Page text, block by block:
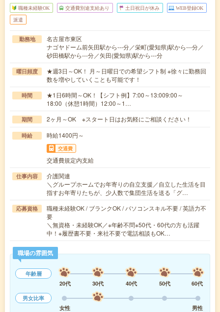
職種未経験OK 交通費別途支給あり 土日祝日が休み WEB登録OK
派遣
勤務地
名古屋市東区
ナゴヤドーム前矢田駅から---分／栄町(愛知県)駅から---分／
砂田橋駅から---分／矢田(愛知県)駅から---分
曜日頻度
★週3日～OK！ 月～日曜日での希望シフト制 ※徐々に勤務回
数を増やしていくことも可能です！
時間
★1日6時間～OK！【シフト例】7:00～13:009:00～
18:00（休憩1時間）12:00～1…
期間 2ヶ月～OK ※スタート日はお気軽にご相談ください！
時給 時給1400円～
交通費
交通費規定内支給
仕事内容
介護関連
＼グループホームでお年寄りの自立支援／自立した生活を目
指すお年寄りたちが、少人数で集団生活を送る「グ…
応募資格
職種未経験OK / ブランクOK / パソコンスキル不要 / 英語力不
要
＼無資格・未経験OK／※年齢不問※50代・60代の方も活躍
中！※履歴書不要・来社不要で電話相談もOK…
職場の雰囲気
年齢層
20代
30代 40代 50代
60代
男女比率
女性
男性